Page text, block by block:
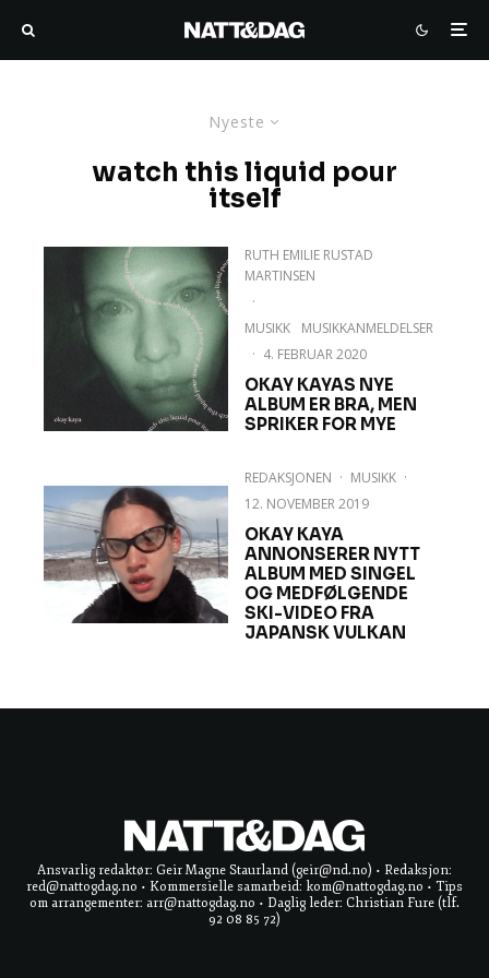
Nyeste
watch this liquid pour
itself
RUTH EMILIE RUSTAD
MARTINSEN
·
MUSIKK
MUSIKKANMELDELSER
· 4. FEBRUAR 2020
OKAY KAYAS NYE
ALBUM ER BRA, MEN
SPRIKER FOR MYE
REDAKSJONEN · MUSIKK ·
12. NOVEMBER 2019
OKAY KAYA
ANNONSERER NYTT
ALBUM MED SINGEL
OG MEDFØLGENDE
SKI-VIDEO FRA
JAPANSK VULKAN
Ansvarlig redaktør: Geir Magne Staurland (geir@nd.no) • Redaksjon:
red@nattogdag.no • Kommersielle samarbeid: kom@nattogdag.no • Tips
om arrangementer: arr@nattogdag.no • Daglig leder: Christian Fure (tlf.
92 08 85 72)